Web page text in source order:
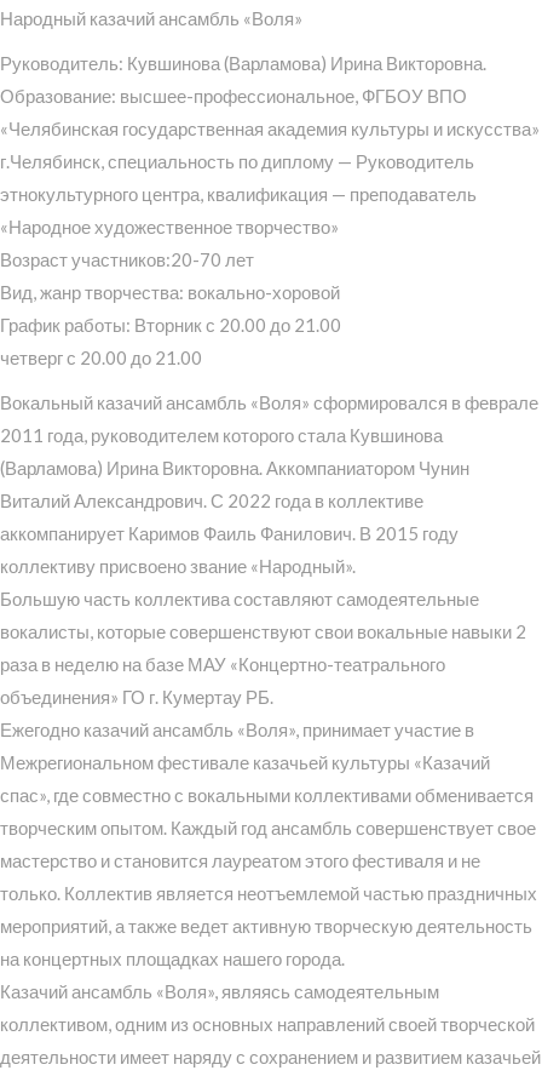
Народный казачий ансамбль «Воля»
Руководитель: Кувшинова (Варламова) Ирина Викторовна.
Образование: высшее-профессиональное, ФГБОУ ВПО
«Челябинская государственная академия культуры и искусства»
г.Челябинск, специальность по диплому — Руководитель
этнокультурного центра, квалификация — преподаватель
«Народное художественное творчество»
Возраст участников:20-70 лет
Вид, жанр творчества: вокально-хоровой
График работы: Вторник с 20.00 до 21.00
четверг с 20.00 до 21.00
Вокальный казачий ансамбль «Воля» сформировался в феврале
2011 года, руководителем которого стала Кувшинова
(Варламова) Ирина Викторовна. Аккомпаниатором Чунин
Виталий Александрович. С 2022 года в коллективе
аккомпанирует Каримов Фаиль Фанилович. В 2015 году
коллективу присвоено звание «Народный».
Большую часть коллектива составляют самодеятельные
вокалисты, которые совершенствуют свои вокальные навыки 2
раза в неделю на базе МАУ «Концертно-театрального
объединения» ГО г. Кумертау РБ.
Ежегодно казачий ансамбль «Воля», принимает участие в
Межрегиональном фестивале казачьей культуры «Казачий
спас», где совместно с вокальными коллективами обменивается
творческим опытом. Каждый год ансамбль совершенствует свое
мастерство и становится лауреатом этого фестиваля и не
только. Коллектив является неотъемлемой частью праздничных
мероприятий, а также ведет активную творческую деятельность
на концертных площадках нашего города.
Казачий ансамбль «Воля», являясь самодеятельным
коллективом, одним из основных направлений своей творческой
деятельности имеет наряду с сохранением и развитием казачьей